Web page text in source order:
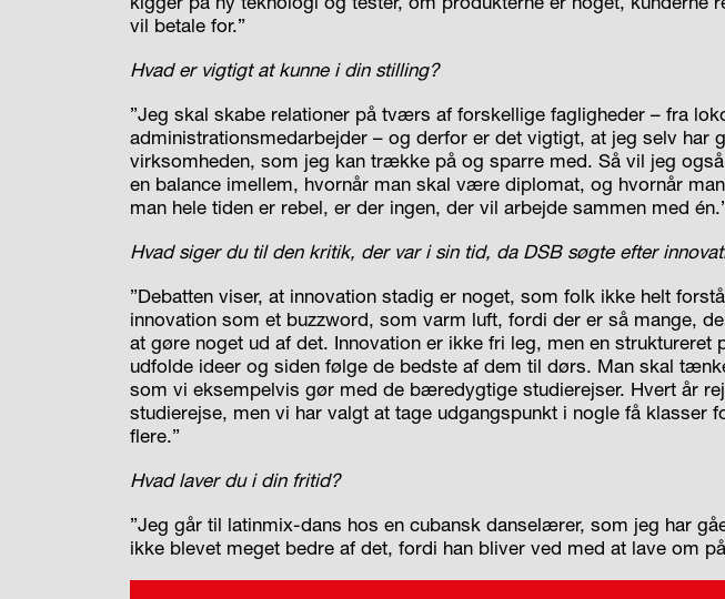
vil betale for.”
Hvad er vigtigt at kunne i din stilling?
”Jeg skal skabe relationer på tværs af forskellige fagligheder – fra
administrationsmedarbejder – og derfor er det vigtigt, at jeg selv har
virksomheden, som jeg kan trække på og sparre med. Så vil jeg
en balance imellem, hvornår man skal være diplomat, og hvornår
man hele tiden er rebel, er der ingen, der vil arbejde sammen med
Hvad siger du til den kritik, der var i sin tid, da DSB søgte efter
”Debatten viser, at innovation stadig er noget, som folk ikke helt
innovation som et buzzword, som varm luft, fordi der er så mange,
at gøre noget ud af det. Innovation er ikke fri leg, men en struktureret
udfolde ideer og siden følge de bedste af dem til dørs. Man skal
som vi eksempelvis gør med de bæredygtige studierejser. Hvert år
studierejse, men vi har valgt at tage udgangspunkt i nogle få klasser
flere.”
Hvad laver du i din fritid?
”Jeg går til latinmix-dans hos en cubansk danselærer, som jeg har
ikke blevet meget bedre af det, fordi han bliver ved med at lave om